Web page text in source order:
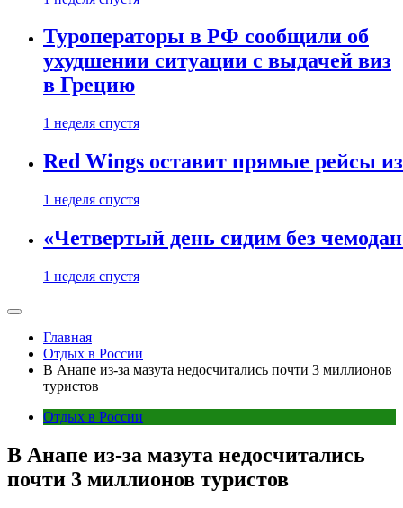
Туроператоры в РФ сообщили об
ухудшении ситуации с выдачей виз
в Грецию
1 неделя спустя
Red Wings оставит прямые рейсы
1 неделя спустя
«Четвертый день сидим без
1 неделя спустя
Главная
Отдых в России
В Анапе из-за мазута недосчитались почти 3 миллионов
туристов
Отдых в России
В Анапе из-за мазута недосчитались
почти 3 миллионов туристов